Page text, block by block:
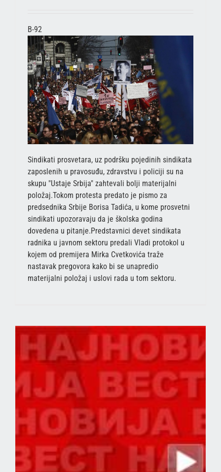
B-92
Sindikati prosvetara, uz podršku pojedinih sindikata
zaposlenih u pravosuđu, zdravstvu i policiji su na
skupu "Ustaje Srbija" zahtevali bolji materijalni
položaj.Tokom protesta predato je pismo za
predsednika Srbije Borisa Tadića, u kome prosvetni
sindikati upozoravaju da je školska godina
dovedena u pitanje.Predstavnici devet sindikata
radnika u javnom sektoru predali Vladi protokol u
kojem od premijera Mirka Cvetkovića traže
nastavak pregovora kako bi se unapredio
materijalni položaj i uslovi rada u tom sektoru.